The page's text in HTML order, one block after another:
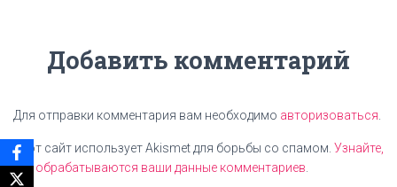
Добавить комментарий
Для отправки комментария вам необходимо авторизоваться
Этот сайт использует Akismet для борьбы со спамом. Узнайте,
как обрабатываются ваши данные комментариев